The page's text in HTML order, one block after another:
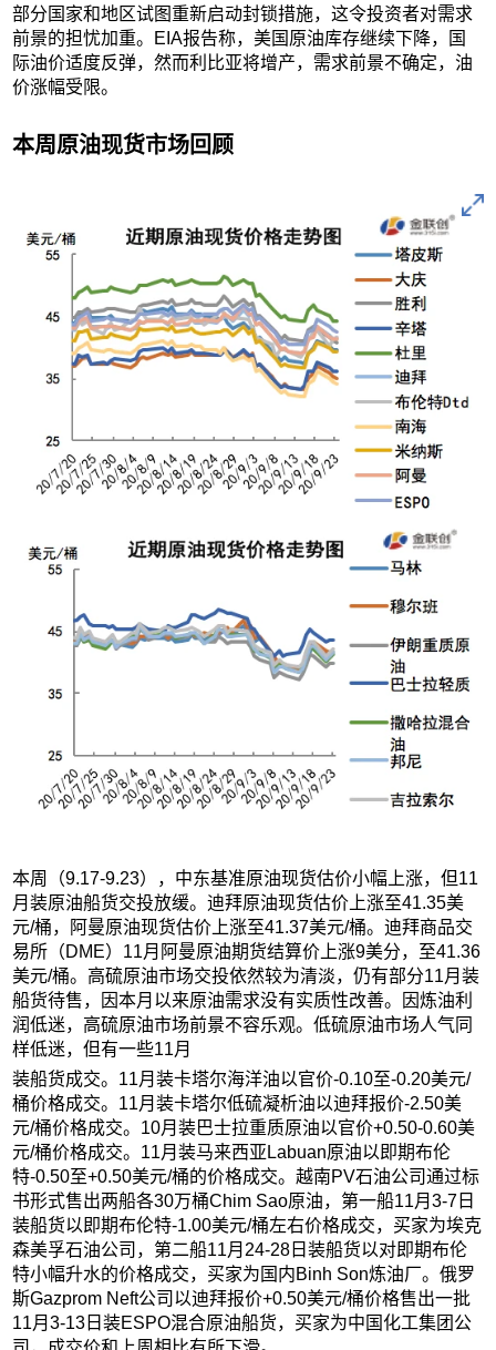
部分国家和地区试图重新启动封锁措施，这令投资者对需求
前景的担忧加重。EIA报告称，美国原油库存继续下降，国
际油价适度反弹，然而利比亚将增产，需求前景不确定，油
价涨幅受限。
本周原油现货市场回顾
本周（9.17-9.23），中东基准原油现货估价小幅上涨，但11
月装原油船货交投放缓。迪拜原油现货估价上涨至41.35美
元/桶，阿曼原油现货估价上涨至41.37美元/桶。迪拜商品交
易所（DME）11月阿曼原油期货结算价上涨9美分，至41.36
美元/桶。高硫原油市场交投依然较为清淡，仍有部分11月装
船货待售，因本月以来原油需求没有实质性改善。因炼油利
润低迷，高硫原油市场前景不容乐观。低硫原油市场人气同
样低迷，但有一些11月
装船货成交。11月装卡塔尔海洋油以官价-0.10至-0.20美元/
桶价格成交。11月装卡塔尔低硫凝析油以迪拜报价-2.50美
元/桶价格成交。10月装巴士拉重质原油以官价+0.50-0.60美
元/桶价格成交。11月装马来西亚Labuan原油以即期布伦
特-0.50至+0.50美元/桶的价格成交。越南PV石油公司通过标
书形式售出两船各30万桶Chim Sao原油，第一船11月3-7日
装船货以即期布伦特-1.00美元/桶左右价格成交，买家为埃克
森美孚石油公司，第二船11月24-28日装船货以对即期布伦
特小幅升水的价格成交，买家为国内Binh Son炼油厂。俄罗
斯Gazprom Neft公司以迪拜报价+0.50美元/桶价格售出一批
11月3-13日装ESPO混合原油船货，买家为中国化工集团公